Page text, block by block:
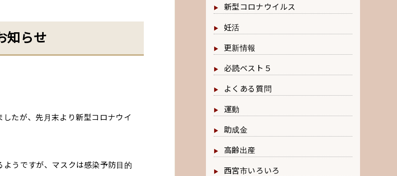
知らせ
たが、先月末より新型コロナウイ
うですが、マスクは感染予防目的
新型コロナウイルス
妊活
更新情報
必読ベスト５
よくある質問
運動
助成金
高齢出産
西宮市いろいろ